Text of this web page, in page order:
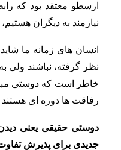
ارسطو معتقد بود که
نیازمند به دیگران
انسان های زمانه ما
نظر گرفته، نباشند
خاطر است که دوستی
رفاقت ها دوره ای
دوستی حقیقی یعنی
جدیدی برای پذیرش